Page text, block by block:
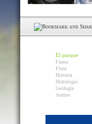
El parque
Fauna
Flora
Historia
Hidrología
Geología
Audios